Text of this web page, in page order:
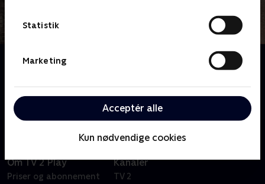
Statistik
Marketing
Acceptér alle
Kun nødvendige cookies
Om Jordemoderen
1900-tallet. Baseret på Jennifer Worths erindringer.
Om TV 2 Play
Priser og abonnement
Kanaler
TV 2